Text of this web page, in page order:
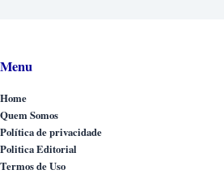
Menu
Home
Quem Somos
Política de privacidade
Politica Editorial
Termos de Uso